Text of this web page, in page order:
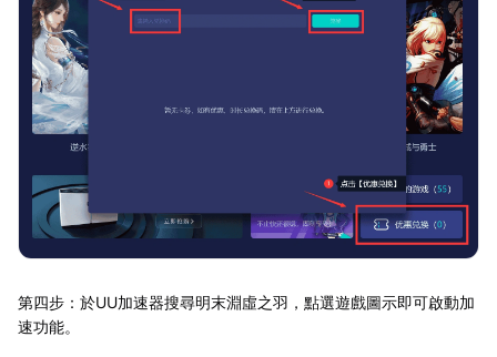
第四步：於UU加速器搜尋明末淵虛之羽，點選遊戲圖示即可啟動加
速功能。